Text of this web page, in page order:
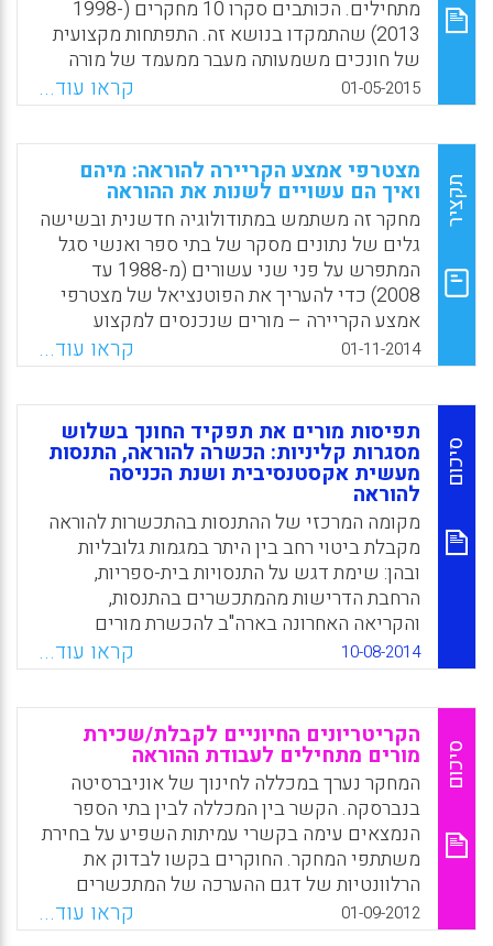
מחויבות למקצוע. מסוגלות עצמית עשויה להיות
מנבא להתמדה בהוראה ולהפחתת נשירה. ממצא
זה עשוי לשמש לבניה של תוכניות ההכשרה
והתפתחות מקצועית (Chestnut, S.R., & Burly, H).
WhatsApp
Facebook
Email
X
מתחילים. הכותבים סקרו 10 מחקרים (1998-
2013) שהתמקדו בנושא זה. התפתחות מקצועית
של חונכים משמעותה מעבר ממעמד של מורה
מנוסה למעמד של חונך השולט בדרכי הוראה
ובדרכי חונכות. ניתן לראות הוראה וחונכות כשתי
פרקטיקות נפרדות. בהמשגה של התפתחות
מקצועית של חונכים במחקר ניכרות שתי גישות
עיקריות:הראשונה: התפתחות מקצועית ולמידה
בלתי-פורמלית של חונכים; השנייה: למידה
פורמלית / תוכניות מובנות או למידה בלתי
פורמלית מאורגנת (Aspfors, J., & Fransson, G).
WhatsApp
Facebook
Email
X
01-05-2015 קראו עוד...
תקציר
מצטרפי אמצע הקריירה להוראה: מיהם
ואיך הם עשויים לשנות את ההוראה
מחקר זה משתמש במתודולוגיה חדשנית ובשישה
גלים של נתונים מסקר של בתי ספר ואנשי סגל
המתפרש על פני שני עשורים (מ-1988 עד
2008) כדי להעריך את הפוטנציאל של מצטרפי
אמצע הקריירה – מורים שנכנסים למקצוע
מקריירות שאינן הוראה – להוראה מגוונת, לאיוש
בתי ספר ציבוריים ולמילוי משרות פנויות
במקצועות בדרישה גבוהה (Marinell, William H.;
Johnson, Susan Moore, 2014).
WhatsApp
Facebook
Email
X
01-11-2014 קראו עוד...
סיכום
תפיסות מורים את תפקיד החונך בשלוש
מסגרות קליניות: הכשרה להוראה, התנסות
מעשית אקסטנסיבית ושנת הכניסה
להוראה
מקומה המרכזי של ההתנסות בהתכשרות להוראה
מקבלת ביטוי רחב בין היתר במגמות גלובליות
ובהן: שימת דגש על התנסויות בית-ספריות,
הרחבת הדרישות מהמתכשרים בהתנסות,
והקריאה האחרונה בארה"ב להכשרת מורים
מבוססת התנסות. כיוונים אלה מלווים בשינוי
תיאורטי ביחס לדרך שבה מורים מתכשרים
להוראה. המסגרות המדוברות: (1) התנסויות שדה
שנת הכניסה להוראה. כל אחת משלוש המסגרות
מאופיינת ברמה שונה של הזדמנויות למידה
בשלבים שונים של ההתפתחות מקצועית. מטרת
המחקר היתה לחקור הבדלים פוטנציאליים
בציפיות של החונכים מהצמיחה המקצועית של
המונחים. במחקר השתתפו 18מאמנים/חונכים
בעלי ניסיון קודם בתפקיד בכל המסגרות. הם
רואיינו בראיונות חצי מובנים (Gut, D. M., Beam,
10-08-2014 קראו עוד...
סיכום
הקריטריונים החיוניים לקבלת/שכירת
מורים מתחילים לעבודת ההוראה
המחקר נערך במכללה לחינוך של אוניברסיטה
בנברסקה. הקשר בין המכללה לבין בתי הספר
הנמצאים עימה בקשרי עמיתות השפיע על בחירת
משתתפי המחקר. החוקרים בקשו לבדוק את
הרלוונטיות של דגם ההערכה של המתכשרים
לתהליך הקבלה לעבודה. אוכלוסיית המחקר כללה:
בעלי תפקיד בשיבוץ להוראה, מתכשרים להוראה,
01-09-2012 קראו עוד...